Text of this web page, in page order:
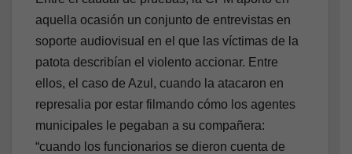
aquella ocasión un conjunto de entrevistas en
soporte audiovisual en el que las víctimas de la
patota describían el violento accionar. Entre
ellos, el caso de Azul, cuando la atacaron en
represalia por estar filmando cómo los agentes
municipales le pegaban a su compañera:
“cuando los funcionarios se dieron cuenta de